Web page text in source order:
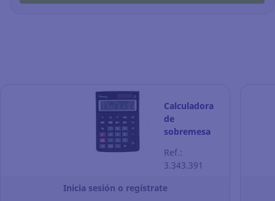
Calculadora
de
sobremesa
LYR - 12
dígitos -
Ref.:
3.343.391
Inicia sesión o regístrate